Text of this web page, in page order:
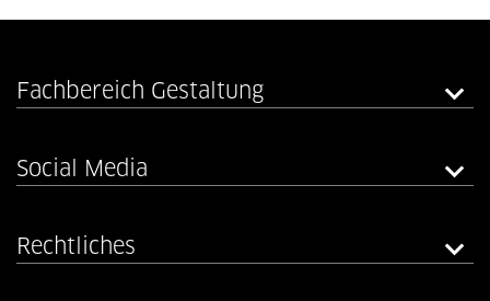
Fachbereich Gestaltung
Social Media
Rechtliches